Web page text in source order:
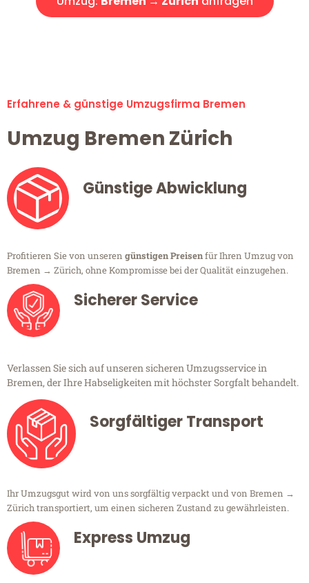
Erfahrene & günstige Umzugsfirma Bremen
Umzug Bremen Zürich
Günstige Abwicklung
Profitieren Sie von unseren günstigen Preisenfür Ihren Umzug von
Bremen → Zürich, ohne Kompromisse bei der Qualität einzugehen.
Sicherer Service
Verlassen Sie sich auf unseren sicheren Umzugsservice in
Bremen, der Ihre Habseligkeiten mit höchster Sorgfalt behandelt.
Sorgfältiger Transport
Ihr Umzugsgut wird von uns sorgfältig verpackt und von Bremen →
Zürich transportiert, um einen sicheren Zustand zu gewährleisten.
Express Umzug